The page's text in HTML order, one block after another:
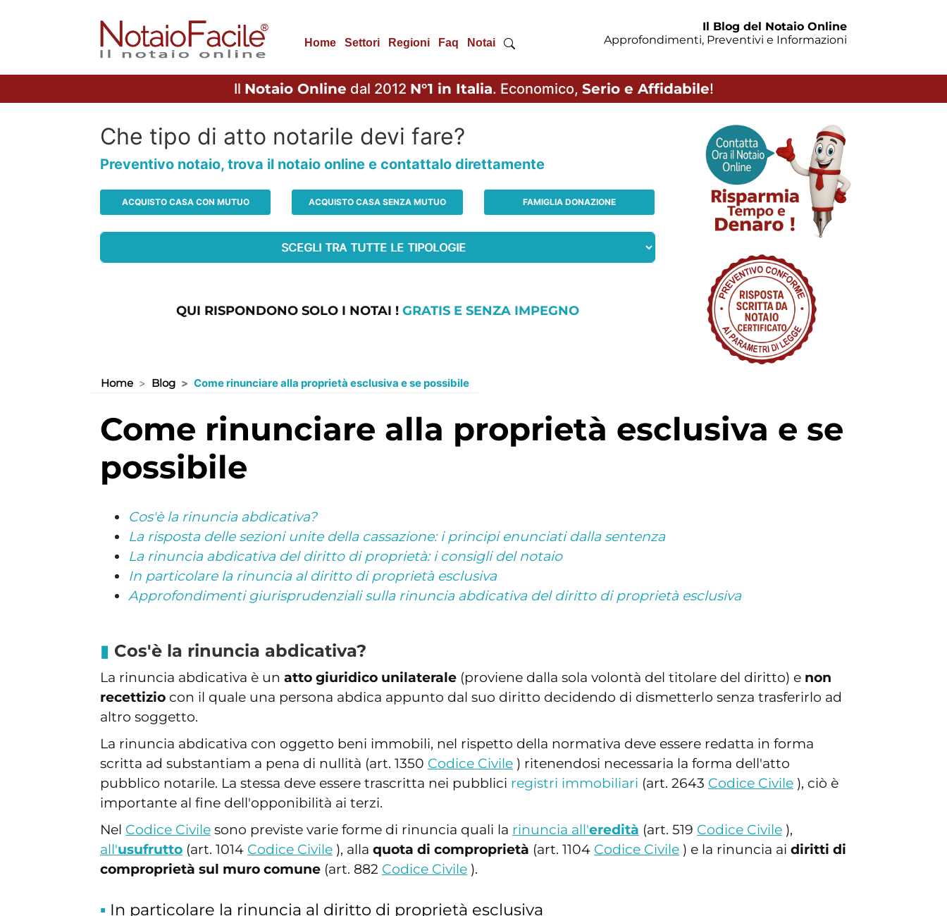
Home Settori Regioni Faq Notai
Il Blog del Notaio Online
Approfondimenti, Preventivi e Informazioni
Il Notaio Online dal 2012 N°1 in Italia. Economico, Serio e Affidabile!
Che tipo di atto notarile devi fare?
Preventivo notaio, trova il notaio online e contattalo direttamente
ACQUISTO CASA CON MUTUO ACQUISTO CASA SENZA MUTUO FAMIGLIA DONAZIONE
QUI RISPONDONO SOLO I NOTAI ! GRATIS E SENZA IMPEGNO
Home Blog Come rinunciare alla proprietà esclusiva e se possibile
come rinunciare alla proprietà esclusiva e se
possibile
Cos'è la rinuncia abdicativa?
La risposta delle sezioni unite della cassazione: i principi enunciati dalla sentenza
La rinuncia abdicativa del diritto di proprietà: i consigli del notaio
In particolare la rinuncia al diritto di proprietà esclusiva
Approfondimenti giurisprudenziali sulla rinuncia abdicativa del diritto di proprietà esclusiva
Cos'è la rinuncia abdicativa?
La rinuncia abdicativa è un atto giuridico unilaterale (proviene dalla sola volontà del titolare del diritto) e non
recettizio con il quale una persona abdica appunto dal suo diritto decidendo di dismetterlo senza trasferirlo ad
altro soggetto.
La rinuncia abdicativa con oggetto beni immobili, nel rispetto della normativa deve essere redatta in forma
scritta ad substantiam a pena di nullità (art. 1350 Codice Civile ) ritenendosi necessaria la forma dell'atto
pubblico notarile. La stessa deve essere trascritta nei pubblici registri immobiliari (art. 2643 Codice Civile ), ciò è
importante al fine dell'opponibilità ai terzi.
Nel Codice Civile sono previste varie forme di rinuncia quali la rinuncia all'eredità (art. 519 Codice Civile ),
all'usufrutto (art. 1014 Codice Civile ), alla quota di comproprietà (art. 1104 Codice Civile ) e la rinuncia ai diritti di
comproprietà sul muro comune (art. 882 Codice Civile ).
In particolare la rinuncia al diritto di proprietà esclusiva